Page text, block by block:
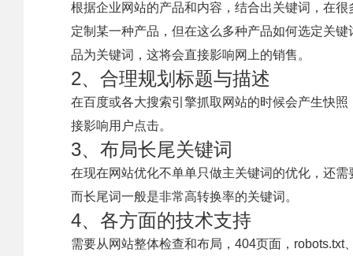
根据企业网站的产品和内容，结合出关键词，在
定制某一种产品，但在这么多种产品如何选定关
品为关键词，这将会直接影响网上的销售。
2、合理规划标题与描述
在百度或各大搜索引擎抓取网站的时候会产生快
接影响用户点击。
3、布局长尾关键词
在现在网站优化不单单只做主关键词的优化，还
而长尾词一般是非常高转换率的关键词。
4、各方面的技术支持
需要从网站整体检查和布局，404页面，